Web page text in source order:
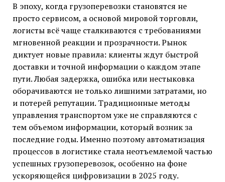
В эпоху, когда грузоперевозки становятся не
просто сервисом, а основой мировой торговли,
логисты всё чаще сталкиваются с требованиями
мгновенной реакции и прозрачности. Рынок
диктует новые правила: клиенты ждут быстрой
доставки и точной информации о каждом этапе
пути. Любая задержка, ошибка или нестыковка
оборачиваются не только лишними затратами, но
и потерей репутации. Традиционные методы
управления транспортом уже не справляются с
тем объемом информации, который возник за
последние годы. Именно поэтому автоматизация
процессов в логистике стала неотъемлемой частью
успешных грузоперевозок, особенно на фоне
ускоряющейся цифровизации в 2025 году.